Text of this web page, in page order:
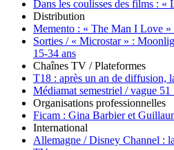
Dans les coulisses des films : «
Distribution
Memento : « The Man I Love »
Sorties / « Microstar » :
15-34 ans
Chaînes TV / Plateformes
T18 : après un an de diffusion,
Médiamat semestriel / vague 51
Organisations professionnelles
Ficam : Gina Barbier et
International
Allemagne / Disney Channel :